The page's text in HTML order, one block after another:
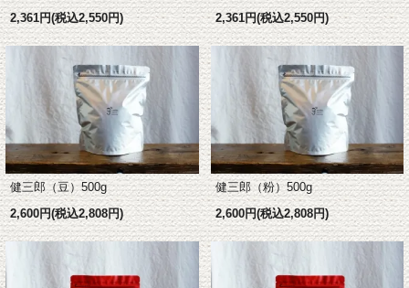
2,361円(税込2,550円)
2,361円(税込2,550円)
健三郎（豆）500g
2,600円(税込2,808円)
健三郎（粉）500g
2,600円(税込2,808円)